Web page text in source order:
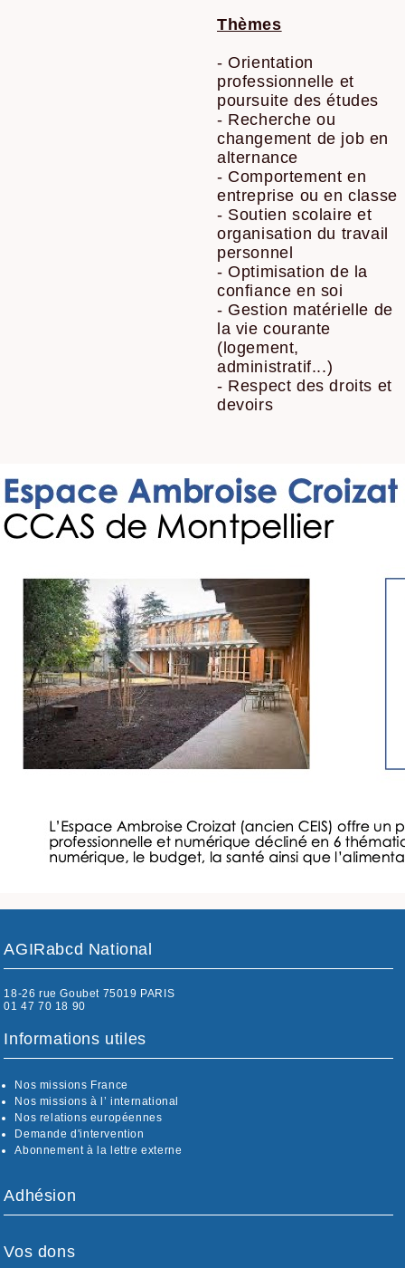
Thèmes
- Orientation
professionnelle et
poursuite des études
- Recherche ou
changement de job en
alternance
- Comportement en
entreprise ou en classe
- Soutien scolaire et
organisation du travail
personnel
- Optimisation de la
confiance en soi
- Gestion matérielle de
la vie courante
(logement,
administratif...)
- Respect des droits et
devoirs
AGIRabcd National
18-26 rue Goubet 75019 PARIS
01 47 70 18 90
Informations utiles
Nos missions France
Nos missions à l’ international
Nos relations européennes
Demande d'intervention
Abonnement à la lettre externe
Adhésion
Vos dons